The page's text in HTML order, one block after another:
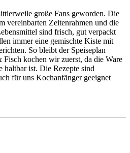
große Fans geworden. Die
vereinbarten Zeitenrahmen und die
sind frisch, gut verpackt
immer eine gemischte Kiste mit
So bleibt der Speiseplan
Fisch kochen wir zuerst, da die Ware
haltbar ist. Die Rezepte sind
für uns Kochanfänger geeignet